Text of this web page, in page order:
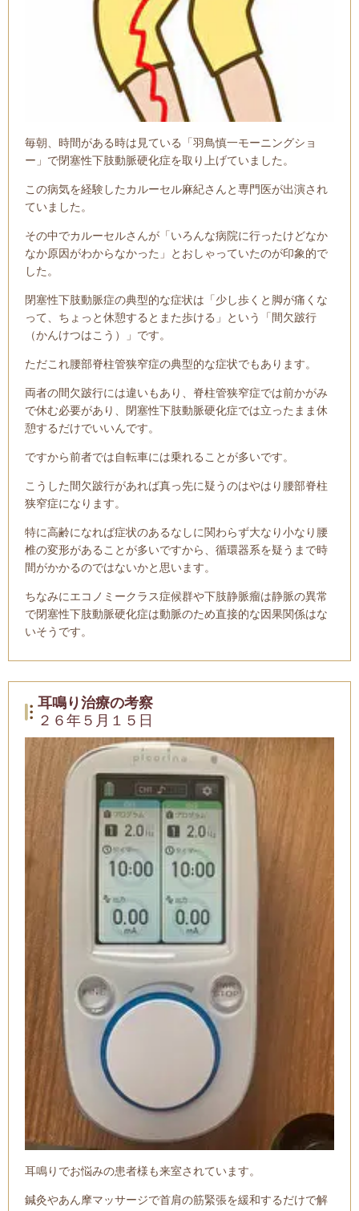
毎朝、時間がある時は見ている「羽鳥慎一モーニングショ
ー」で閉塞性下肢動脈硬化症を取り上げていました。
この病気を経験したカルーセル麻紀さんと専門医が出演され
ていました。
その中でカルーセルさんが「いろんな病院に行ったけどなか
なか原因がわからなかった」とおしゃっていたのが印象的で
した。
閉塞性下肢動脈症の典型的な症状は「少し歩くと脚が痛くな
って、ちょっと休憩するとまた歩ける」という「間欠跛行
（かんけつはこう）」です。
ただこれ腰部脊柱管狭窄症の典型的な症状でもあります。
両者の間欠跛行には違いもあり、脊柱管狭窄症では前かがみ
で休む必要があり、閉塞性下肢動脈硬化症では立ったまま休
憩するだけでいいんです。
ですから前者では自転車には乗れることが多いです。
こうした間欠跛行があれば真っ先に疑うのはやはり腰部脊柱
狭窄症になります。
特に高齢になれば症状のあるなしに関わらず大なり小なり腰
椎の変形があることが多いですから、循環器系を疑うまで時
間がかかるのではないかと思います。
ちなみにエコノミークラス症候群や下肢静脈瘤は静脈の異常
で閉塞性下肢動脈硬化症は動脈のため直接的な因果関係はな
いそうです。
耳鳴り治療の考察
２６年５月１５日
耳鳴りでお悩みの患者様も来室されています。
鍼灸やあん摩マッサージで首肩の筋緊張を緩和するだけで解